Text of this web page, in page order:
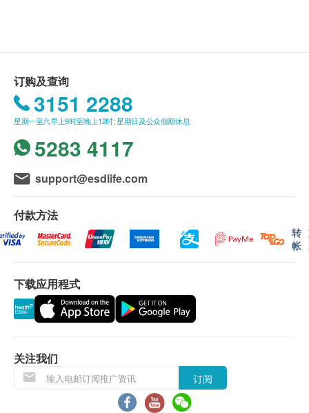
血液检查
血色素
白血球
血小板数目
红细胞比容
红细胞平均体积
红细胞平均血红素
红血球平均血红素浓度
单核细胞
嗜碱性粒细胞
中性粒细胞
淋巴细胞
血型
乳房X光造影检查
(建议40岁以上女仕进行) 检查乳房是否有异象，如肿瘤、水瘤
或纤维瘤
*此项目或需另约日期到指定中心进行检查
HK$ 1,440.0
检查是否患有呼吸道阻塞、哮喘及慢性阻塞性肺疾病
525.0
乙型肝炎测试
检测是否乙型肝炎带菌者及是否已带有乙型肝炎抗体
492.0
化验项目所需时间或客人指明特定时段)而有所延
长。
订购一经确认，不设更改已订购的计划，转让给第
如有争议，健康网购health.ESDlife保留最後决定
所有体格检查并非作为医务诊断或治疗用途。
卓健医疗体检中心 - 预防疫苗（流感疫苗 除外）：
确认客户成功付款後，卓健医疗服务有限公司将於
的时间及地点，客户亦可以致电 8100 8138 或
Whatsapp8301 8301预约。
客户必须于预约当天出示身份证及订购确认信或电
预防疫苗产品有效期为6个月，客户必须於6个月内
(由确认付款日期起计)接受有关注射，逾期作废
订购一经确认，不设更改已订购的计划，转让给第
叁者及／或退款。
星期一至五︰8:30a.m. – 1:00p.m.; 2:00p.m. – 5:30p.m.
星期日及公众假期︰休息
港铁九龙站机场快綫抵站大堂L2,KOW83商铺
显示地图
星期六︰9:00a.m. – 1:00p.m.
星期日及公众假期︰休息
订购及查询
3151 2288
星期一至六早上9时至晚上12时; 星期日及公众假期休息
5283 4117
support@esdlife.com
付款方法
转
帐
下载应用程式
关注我们
订阅